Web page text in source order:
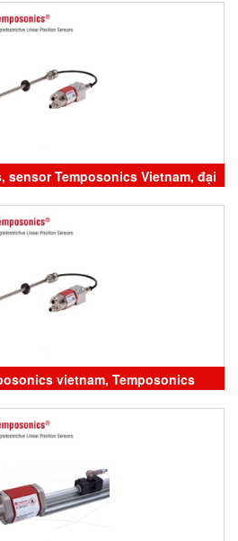
sensor Temposonics Vietnam, đại
Temposonics Vietnam
vietnam, Temposonics
đại lý Temposonics Vietnam